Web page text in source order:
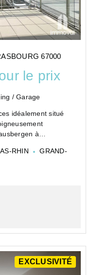
67000
le prix
/ Garage
idéalement situé
entrée
intégr...
RHIN
GRAND-
EXCLUSIVITÉ